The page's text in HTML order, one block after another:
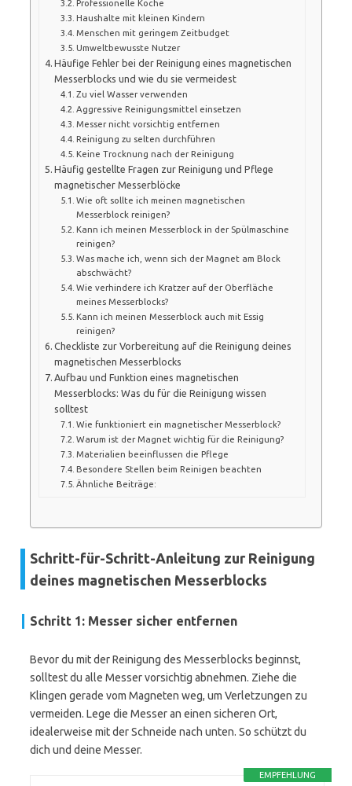
Professionelle Köche
Haushalte mit kleinen Kindern
Menschen mit geringem Zeitbudget
Umweltbewusste Nutzer
Häufige Fehler bei der Reinigung eines magnetischen
Messerblocks und wie du sie vermeidest
Zu viel Wasser verwenden
Aggressive Reinigungsmittel einsetzen
Messer nicht vorsichtig entfernen
Reinigung zu selten durchführen
Keine Trocknung nach der Reinigung
Häufig gestellte Fragen zur Reinigung und Pflege
magnetischer Messerblöcke
Wie oft sollte ich meinen magnetischen
Messerblock reinigen?
Kann ich meinen Messerblock in der Spülmaschine
reinigen?
Was mache ich, wenn sich der Magnet am Block
abschwächt?
Wie verhindere ich Kratzer auf der Oberfläche
meines Messerblocks?
Kann ich meinen Messerblock auch mit Essig
reinigen?
Checkliste zur Vorbereitung auf die Reinigung deines
magnetischen Messerblocks
Aufbau und Funktion eines magnetischen
Messerblocks: Was du für die Reinigung wissen
solltest
Wie funktioniert ein magnetischer Messerblock?
Warum ist der Magnet wichtig für die Reinigung?
Materialien beeinflussen die Pflege
Besondere Stellen beim Reinigen beachten
Ähnliche Beiträge:
Schritt-für-Schritt-Anleitung zur Reinigung
deines magnetischen Messerblocks
Schritt 1: Messer sicher entfernen
Bevor du mit der Reinigung des Messerblocks beginnst,
solltest du alle Messer vorsichtig abnehmen. Ziehe die
Klingen gerade vom Magneten weg, um Verletzungen zu
vermeiden. Lege die Messer an einen sicheren Ort,
idealerweise mit der Schneide nach unten. So schützt du
dich und deine Messer.
EMPFEHLUNG